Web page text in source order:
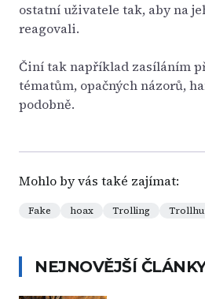
ostatní uživatele tak, aby na
reagovali.
Činí tak například zasíláním
tématům, opačných názorů,
podobně.
Mohlo by vás také zajímat:
Fake hoax Trolling
NEJNOVĚJŠÍ